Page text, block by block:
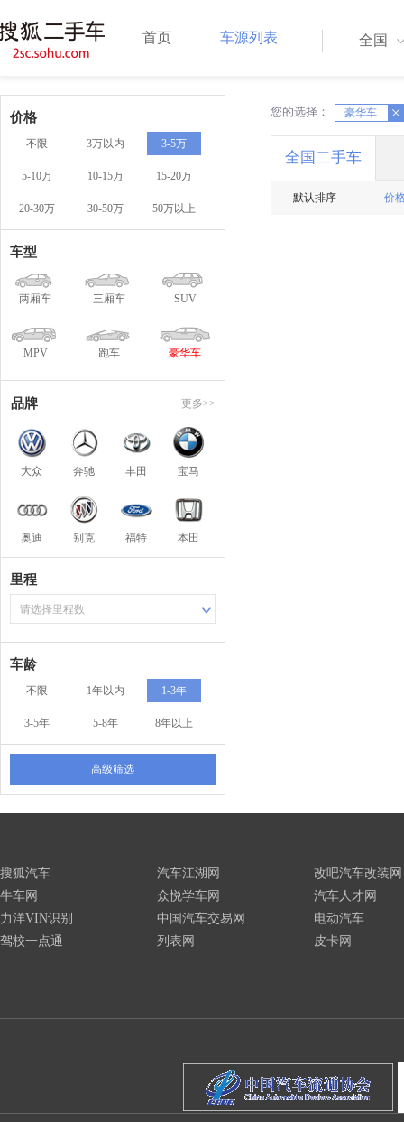
首页 车源列表 全国
价格
不限 3万以内 3-5万
5-10万 10-15万 15-20万
20-30万 30-50万 50万以上
车型
两厢车 三厢车 SUV
MPV 跑车 豪华车
品牌 更多>>
大众 奔驰 丰田 宝马
奥迪 别克 福特 本田
里程
请选择里程数
车龄
不限 1年以内 1-3年
3-5年 5-8年 8年以上
高级筛选
您的选择： 豪华车
X X
全国二手车
默认排序 价
搜狐汽车
牛车网
力洋VIN识别
驾校一点通
汽车江湖网
众悦学车网
中国汽车交易网
列表网
改吧汽车改装网
汽车人才网
电动汽车
皮卡网